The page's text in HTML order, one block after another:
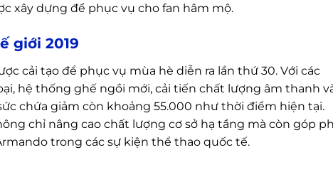
xây dựng để phục vụ cho fan hâm mộ.
giới 2019
cải tạo để phục vụ mùa hè diễn ra lần thứ 30. Với các
hệ thống ghế ngồi mới, cải tiến chất lượng âm thanh
chứa giảm còn khoảng 55.000 như thời điểm hiện tại.
chỉ nâng cao chất lượng cơ sở hạ tầng mà còn góp
trong các sự kiện thể thao quốc tế.